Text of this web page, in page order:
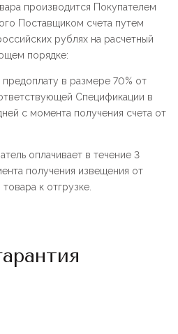
производится Покупателем
Поставщиком счета путем
рублях на расчетный
порядке:
в размере 70% от
Спецификации в
с момента получения счета от
оплачивает в течение 3
получения извещения от
к отгрузке.